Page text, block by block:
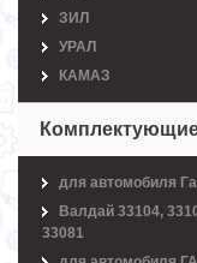
ЗИЛ
УРАЛ
КАМАЗ
для автомобиля
Валдай 33104,
33081